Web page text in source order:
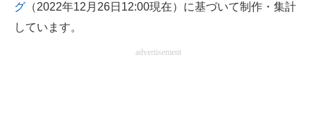
建設×テクノロジーの最前線
グ （2022年12月26日12:00現在）に基づいて制作・集計
しています。
advertisement